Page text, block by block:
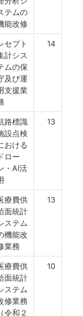
テムの
能改修
セプト
計シス
ムの保
及び運
支援業
14
路標識
設点検
おける
ロー
・AI活
13
療費供
面統計
ステム
機能改
業務
13
療費供
面統計
ステム
修業務
（令和２
10